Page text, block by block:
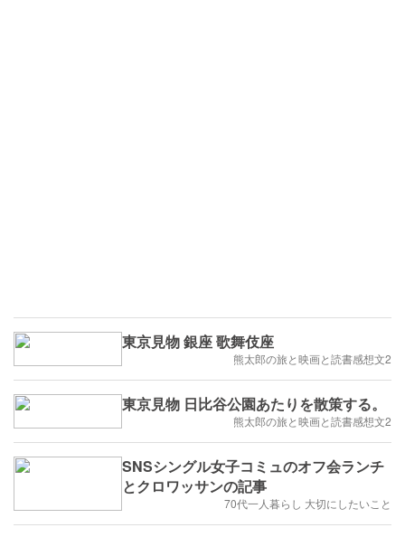
東京見物 銀座 歌舞伎座
熊太郎の旅と映画と読書感想文2
東京見物 日比谷公園あたりを散策する。
熊太郎の旅と映画と読書感想文2
SNSシングル女子コミュのオフ会ランチ
とクロワッサンの記事
70代一人暮らし 大切にしたいこと